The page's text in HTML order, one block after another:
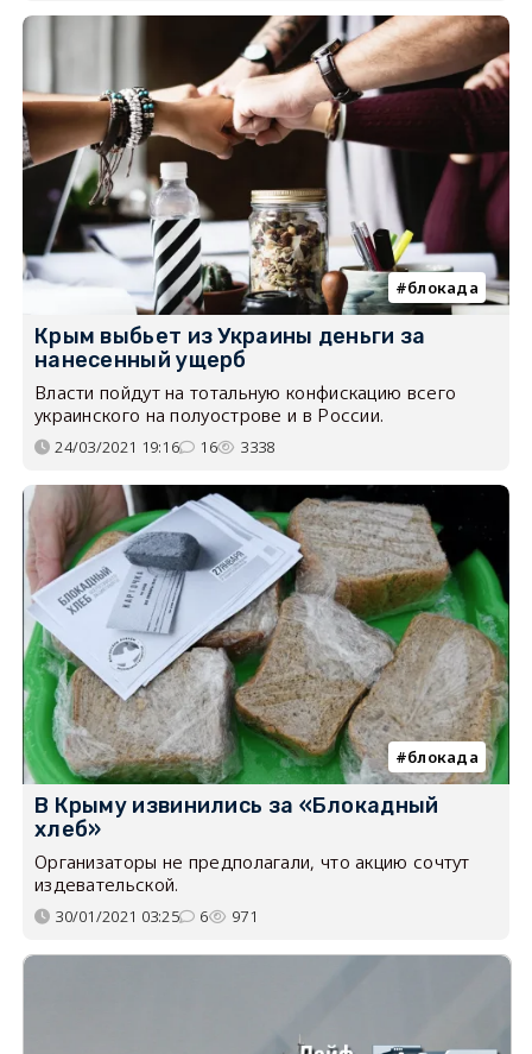
блокада
Крым выбьет из Украины деньги за
нанесенный ущерб
Власти пойдут на тотальную конфискацию всего
украинского на полуострове и в России.
24/03/2021 19:16 16 3338
блокада
В Крыму извинились за «Блокадный
хлеб»
Организаторы не предполагали, что акцию сочтут
издевательской.
30/01/2021 03:25 6 971